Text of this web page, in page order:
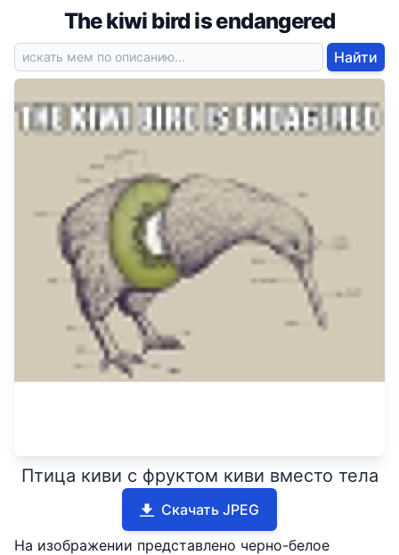
The kiwi bird is endangered
Найти
Птица киви с фруктом киви вместо тела
Скачать JPEG
На изображении представлено черно-белое